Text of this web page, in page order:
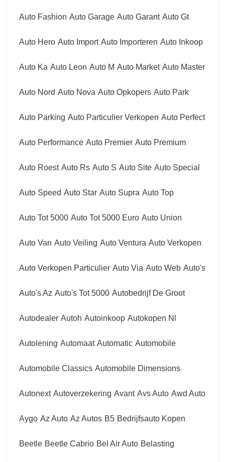
Auto Fashion Auto Garage Auto Garant Auto Gt
Auto Hero Auto Import Auto Importeren Auto Inkoop
Auto Ka Auto Leon Auto M Auto Market Auto Master
Auto Nord Auto Nova Auto Opkopers Auto Park
Auto Parking Auto Particulier Verkopen Auto Perfect
Auto Performance Auto Premier Auto Premium
Auto Roest Auto Rs Auto S Auto Site Auto Special
Auto Speed Auto Star Auto Supra Auto Top
Auto Tot 5000 Auto Tot 5000 Euro Auto Union
Auto Van Auto Veiling Auto Ventura Auto Verkopen
Auto Verkopen Particulier Auto Via Auto Web Auto's
Auto's Az Auto's Tot 5000 Autobedrijf De Groot
Autodealer Autoh Autoinkoop Autokopen Nl
Autolening Automaat Automatic Automobile
Automobile Classics Automobile Dimensions
Autonext Autoverzekering Avant Avs Auto Awd Auto
Aygo Az Auto Az Autos B5 Bedrijfsauto Kopen
Beetle Beetle Cabrio Bel Air Auto Belasting